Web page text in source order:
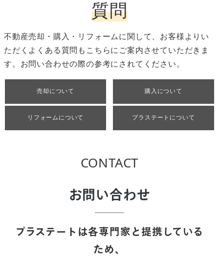
質問
不動産売却・購入・リフォームに関して、お客様よりい
ただくよくある質問もこちらにご案内させていただきま
す。お問い合わせの際の参考にされてください。
売却について 購入について
リフォームについて プラステートについて
CONTACT
お問い合わせ
プラステートは各専門家と提携している
ため、